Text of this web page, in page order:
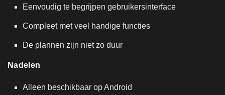
Eenvoudig te begrijpen gebruikersinterface
Compleet met veel handige functies
De plannen zijn niet zo duur
Nadelen
Alleen beschikbaar op Android